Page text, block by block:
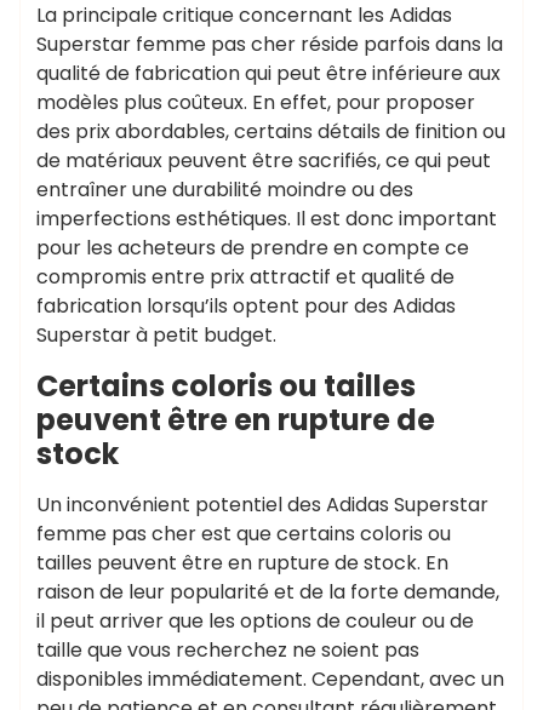
La principale critique concernant les Adidas
Superstar femme pas cher réside parfois dans la
qualité de fabrication qui peut être inférieure aux
modèles plus coûteux. En effet, pour proposer
des prix abordables, certains détails de finition ou
de matériaux peuvent être sacrifiés, ce qui peut
entraîner une durabilité moindre ou des
imperfections esthétiques. Il est donc important
pour les acheteurs de prendre en compte ce
compromis entre prix attractif et qualité de
fabrication lorsqu’ils optent pour des Adidas
Superstar à petit budget.
Certains coloris ou tailles
peuvent être en rupture de
stock
Un inconvénient potentiel des Adidas Superstar
femme pas cher est que certains coloris ou
tailles peuvent être en rupture de stock. En
raison de leur popularité et de la forte demande,
il peut arriver que les options de couleur ou de
taille que vous recherchez ne soient pas
disponibles immédiatement. Cependant, avec un